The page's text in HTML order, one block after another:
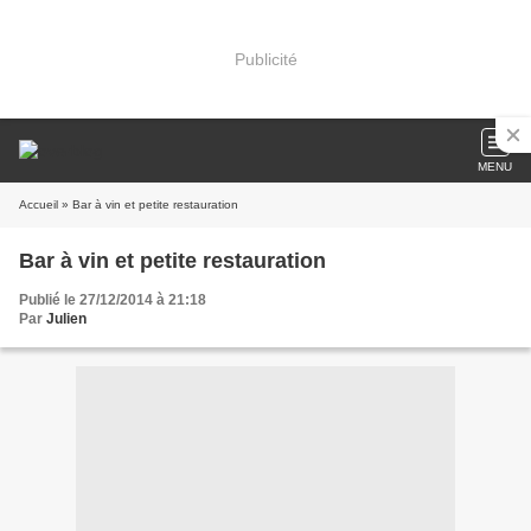
Publicité
MENU
Accueil » Bar à vin et petite restauration
Bar à vin et petite restauration
Publié le 27/12/2014 à 21:18
Par Julien